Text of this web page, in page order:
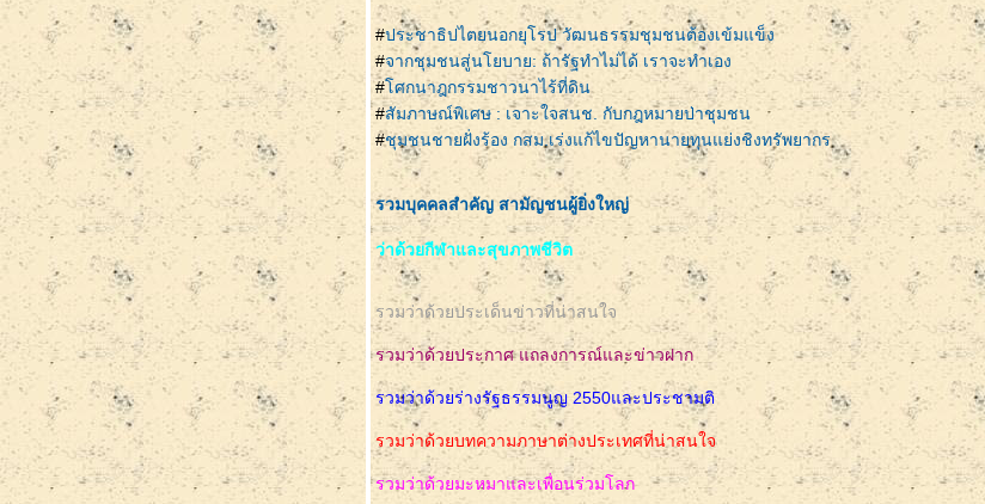
#ประชาธิปไตยนอกยุโรป วัฒนธรรมชุมชนต้องเข้มแข็ง
#จากชุมชนสู่นโยบาย: ถ้ารัฐทำไม่ได้ เราจะทำเอง
#ศกนาฎกรรมชาวนาไร้ที่ดิน
#สัมภาษณ์พิเศษ : เจาะใจสนช. กับกฎหมายป่าชุมชน
#ชุมชนชายฝั่งร้อง กสม.เร่งแก้ไขปัญหานายทุนแย่งชิงทรัพยากร
รวมบุคคลสำคัญ สามัญชนผู้ยิ่งใหญ่
ว่าด้วยกีฬาและสุขภาพชีวิต
รวมว่าด้วยประเด็นข่าวที่น่าสนใจ
รวมว่าด้วยประกาศ แถลงการณ์และข่าวฝาก
รวมว่าด้วยร่างรัฐธรรมนูญ 2550และประชามติ
รวมว่าด้วยบทความภาษาต่างประเทศที่น่าสนใจ
รวมว่าด้วยมะหมาและเพื่อนร่วมโลก